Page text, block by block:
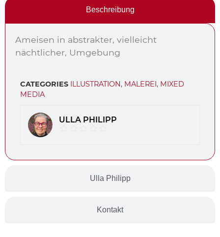
Beschreibung
Ulla Philipp
Kontakt
Ameisen in abstrakter, vielleicht
nächtlicher, Umgebung
CATEGORIES ILLUSTRATION, MALEREI, MIXED
MEDIA
ULLA PHILIPP